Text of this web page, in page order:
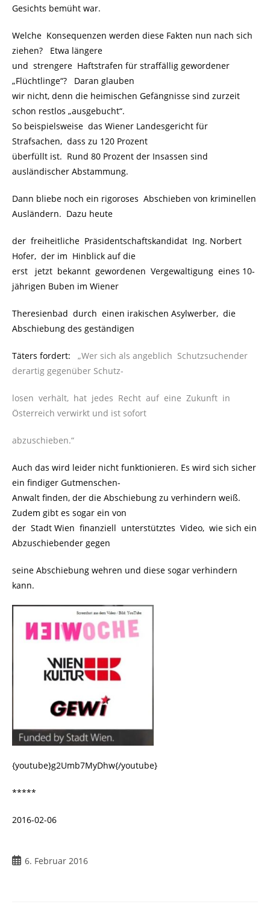
Gesichts bemüht war.
Welche Konsequenzen werden diese Fakten nun nach sich
ziehen? Etwa längere
und strengere Haftstrafen für straffällig gewordener
„Flüchtlinge“? Daran glauben
wir nicht, denn die heimischen Gefängnisse sind zurzeit
schon restlos „ausgebucht“.
So beispielsweise das Wiener Landesgericht für
Strafsachen, dass zu 120 Prozent
überfüllt ist. Rund 80 Prozent der Insassen sind
ausländischer Abstammung.
Dann bliebe noch ein rigoroses Abschieben von kriminellen
Ausländern. Dazu heute
der freiheitliche Präsidentschaftskandidat Ing. Norbert
Hofer, der im Hinblick auf die
erst jetzt bekannt gewordenen Vergewaltigung eines 10-
jährigen Buben im Wiener
Theresienbad durch einen irakischen Asylwerber, die
Abschiebung des geständigen
Täters fordert:
„Wer sich als angeblich Schutzsuchender
derartig gegenüber Schutz-
losen verhält, hat jedes Recht auf eine Zukunft in
Österreich verwirkt und ist sofort
abzuschieben.“
Auch das wird leider nicht funktionieren. Es wird sich sicher
ein findiger Gutmenschen-
Anwalt finden, der die Abschiebung zu verhindern weiß.
Zudem gibt es sogar ein von
der Stadt Wien finanziell unterstütztes Video, wie sich ein
Abzuschiebender gegen
seine Abschiebung wehren und diese sogar verhindern
kann.
{youtube}g2Umb7MyDhw{/youtube}
*****
2016-02-06
Beitrag
6. Februar 2016